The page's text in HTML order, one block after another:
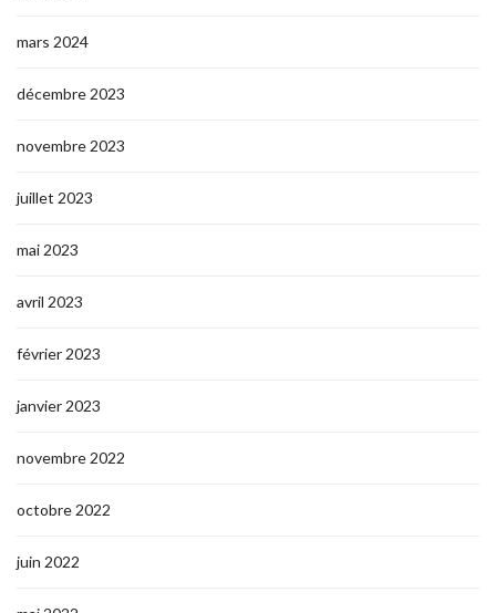
mars 2024
décembre 2023
novembre 2023
juillet 2023
mai 2023
avril 2023
février 2023
janvier 2023
novembre 2022
octobre 2022
juin 2022